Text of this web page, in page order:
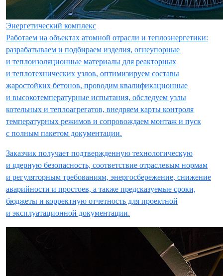
Энергетический комплекс
Работаем на объектах атомной отрасли и теплоэнергетики:
разрабатываем и подбираем изделия, огнеупорные
и теплоизоляционные материалы для реакторных
и теплотехнических узлов, оптимизируем составы
жаростойких бетонов, проводим квалификационные
и высокотемпературные испытания, обследуем узлы
котельных и теплоагрегатов, внедряем карты контроля
температурных режимов и сопровождаем монтаж и пуск
с полным пакетом документации.
Заказчик получает подтвержденную технологическую
и ядерную безопасность, соответствие отраслевым нормам
и регуляторным требованиям, энергосбережение, снижение
аварийности и простоев, а также предсказуемые сроки,
бюджеты и корректную отчетность для проектной
и эксплуатационной документации.